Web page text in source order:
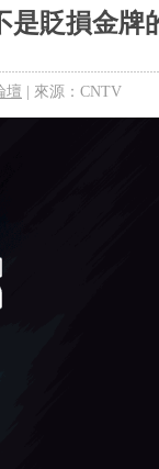
是貶損金牌
壇 | 來源：CNTV